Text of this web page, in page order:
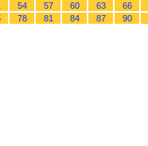
54 57 60 63 66
78 81 84 87 90